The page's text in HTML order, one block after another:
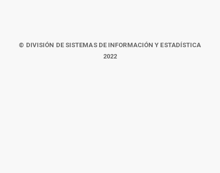
© DIVISIÓN DE SISTEMAS DE INFORMACIÓN Y ESTADÍSTICA
2022